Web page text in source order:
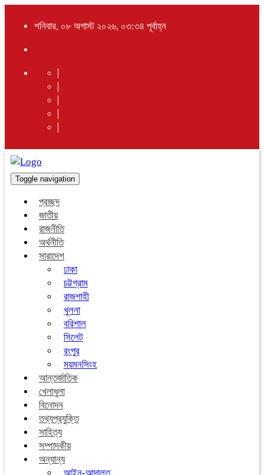
শনিবার, ০৮ অগাস্ট ২০২৬, ০৩:৩৪ পূর্বাহ্ন
Toggle navigation
প্রচ্ছদ
জাতীয়
রাজনীতি
অর্থনীতি
সারাদেশ
ঢাকা
চট্টগ্রাম
রাজশাহী
খুলনা
বরিশাল
সিলেট
রংপুর
ময়মনসিংহ
আন্তর্জাতিক
খেলাধুলা
বিনোদন
তথ্যপ্রযুক্তি
সাহিত্য
সম্পাদকীয়
অন্যান্য